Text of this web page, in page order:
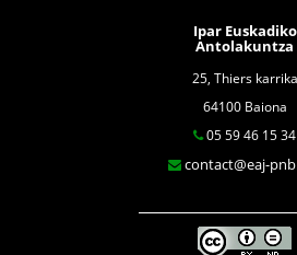
Ipar Euskadiko
Antolakuntza
25, Thiers karrika
64100 Baiona
05 59 46 15 34
contact@eaj-